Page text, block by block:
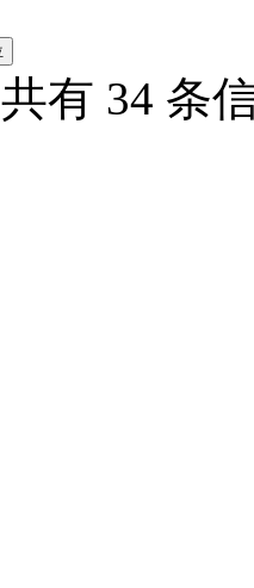
共有 34 条